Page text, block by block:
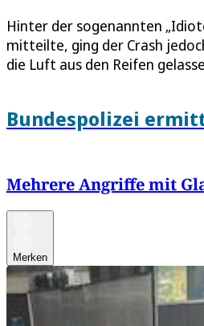
Hinter der sogenannten
mitteilte, ging der Crash
die Luft aus den Reifen
Bundespolizei
Mehrere Angriffe mit
Merken